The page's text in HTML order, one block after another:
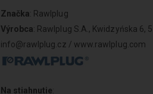
Značka: Rawlplug
Výrobca: Rawlplug S.A., Kwidzyńska 6,
info@rawlplug.cz / www.rawlplug.com
Na stiahnutie: